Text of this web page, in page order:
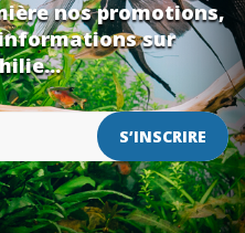
nos promotions,
sur
S’INSCRIRE